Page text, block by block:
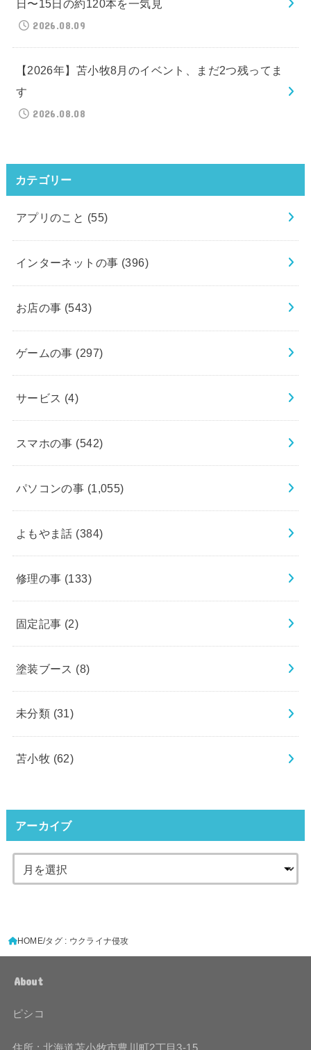
日〜15日の約120本を一気見
2026.08.09
【2026年】苫小牧8月のイベント、まだ2つ残ってま
す
2026.08.08
カテゴリー
アプリのこと (55)
インターネットの事 (396)
お店の事 (543)
ゲームの事 (297)
サービス (4)
スマホの事 (542)
パソコンの事 (1,055)
よもやま話 (384)
修理の事 (133)
固定記事 (2)
塗装ブース (8)
未分類 (31)
苫小牧 (62)
アーカイブ
HOME タグ : ウクライナ侵攻
About
ピシコ